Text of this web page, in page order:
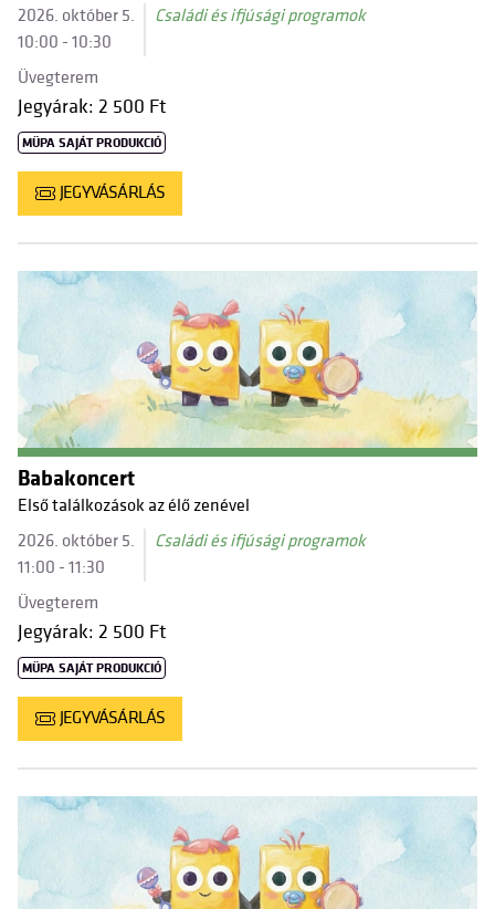
2026. október 5.
10:00 - 10:30
Családi és ifjúsági programok
Üvegterem
Jegyárak: 2 500 Ft
MÜPA SAJÁT PRODUKCIÓ
JEGYVÁSÁRLÁS
Babakoncert
Első találkozások az élő zenével
2026. október 5.
11:00 - 11:30
Családi és ifjúsági programok
Üvegterem
Jegyárak: 2 500 Ft
MÜPA SAJÁT PRODUKCIÓ
JEGYVÁSÁRLÁS